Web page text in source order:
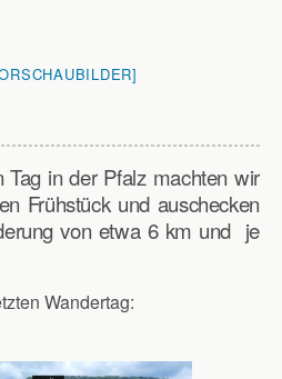
Tag in der Pfalz machten wir
Frühstück und auschecken
von etwa 6 km und je
Wandertag: